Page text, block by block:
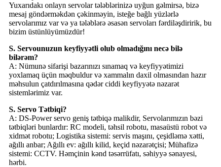
Yuxarıdakı onlayn servolar tələblərinizə uyğun gəlmirsə, bizə
mesaj göndərməkdən çəkinməyin, isteğe bağlı yüzlərlə
servolarımız var və ya tələblərə əsasən servoları fərdiləşdiririk, bu
bizim üstünlüyümüzdür!
S. Servounuzun keyfiyyətli olub olmadığını necə bilə
bilərəm?
A: Nümunə sifarişi bazarınızı sınamaq və keyfiyyətimizi
yoxlamaq üçün məqbuldur və xammalın daxil olmasından hazır
məhsulun çatdırılmasına qədər ciddi keyfiyyətə nəzarət
sistemlərimiz var.
S. Servo Tətbiqi?
A: DS-Power servo geniş tətbiqə malikdir, Servolarımızın bəzi
tətbiqləri bunlardır: RC modeli, təhsil robotu, masaüstü robot və
xidmət robotu; Logistika sistemi: servis maşını, çeşidləmə xətti,
ağıllı anbar; Ağıllı ev: ağıllı kilid, keçid nəzarətçisi; Mühafizə
sistemi: CCTV. Həmçinin kənd təsərrüfatı, səhiyyə sənayesi,
hərbi.